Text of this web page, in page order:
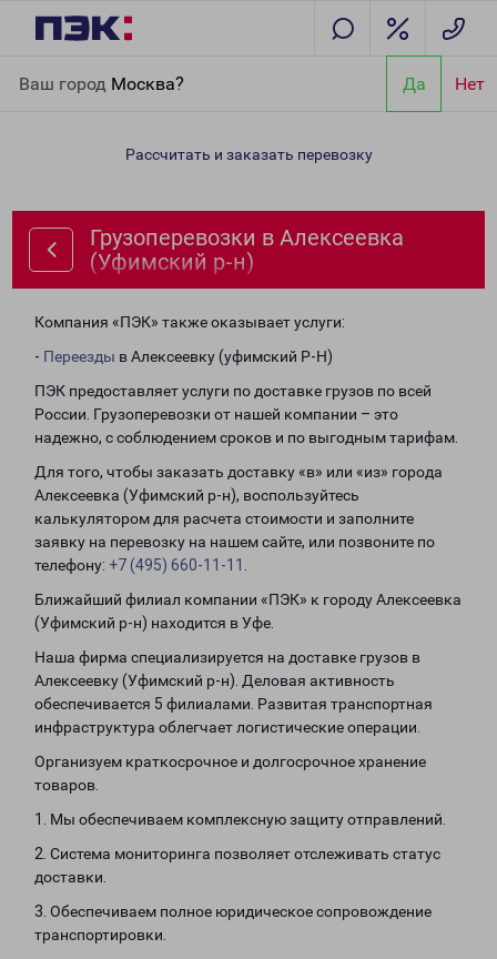
Ваш город Москва? Да Нет
(Уфимский р-н)
Рассчитать и заказать перевозку
Грузоперевозки в Алексеевка
(Уфимский р-н)
Компания «ПЭК» также оказывает услуги:
- Переезды в Алексеевку (уфимский Р-Н)
ПЭК предоставляет услуги по доставке грузов по всей
России. Грузоперевозки от нашей компании – это
надежно, с соблюдением сроков и по выгодным тарифам.
Для того, чтобы заказать доставку «в» или «из» города
Алексеевка (Уфимский р-н), воспользуйтесь
калькулятором для расчета стоимости и заполните
заявку на перевозку на нашем сайте, или позвоните по
телефону: +7 (495) 660-11-11
Ближайший филиал компании «ПЭК» к городу Алексеевка
(Уфимский р-н) находится в Уфе.
Наша фирма специализируется на доставке грузов в
Алексеевку (Уфимский р-н). Деловая активность
обеспечивается 5 филиалами. Развитая транспортная
инфраструктура облегчает логистические операции.
Организуем краткосрочное и долгосрочное хранение
товаров.
1. Мы обеспечиваем комплексную защиту отправлений.
2. Система мониторинга позволяет отслеживать статус
доставки.
3. Обеспечиваем полное юридическое сопровождение
транспортировки.